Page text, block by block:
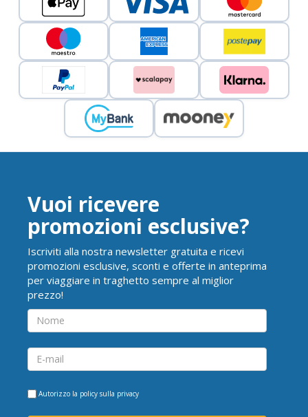
Vuoi ricevere
promozioni esclusive?
Iscriviti alla nostra newsletter gratuita e ricevi
promozioni esclusive, sconti e offerte in anteprima
per viaggiare in traghetto sempre al miglior
prezzo!
Autorizzo la policy sulla privacy